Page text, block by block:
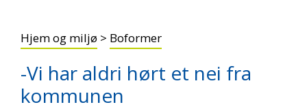
Hjem og miljø > Boformer
-Vi har aldri hørt et nei fra
kommunen